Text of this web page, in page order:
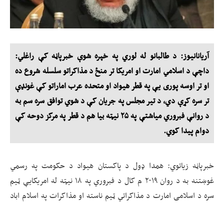
آریانانیوز: د طالبانو له لوري په خپره شوې خبرپاڼه کې راغلي:
داچې د اسلامي امارت او امریکا تر منځ د مذاکراتو سلسله شروع ده
او تر اوسه پوری یې په قطر هیواد او متحده عرب اماراتو کې غونډې
تر سره کړې دي، د تیر مجلس په جریان کې د شوي توافق سره سم به
د روانې فبروري میاشتې په ۲۵ نیټه بیا هم د قطر په مرکز دوحه کې
دوام پیدا کوي.
خبرپاڼه زیاتوي: همدا ډول د پاکستان هیواد د حکومت په رسمي
غوښتنه به د روان ۲۰۱۹ م کال د فبروري په ۱۸ نیټه له امریکایې ټیم
سره د اسلامی امارت د مذاکراتي ټیم ناسته او مذاکرات په اسلام اباد